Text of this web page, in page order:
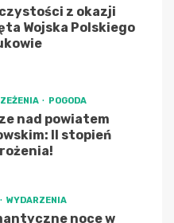
z okazji
Wojska Polskiego
POGODA
nad powiatem
II stopień
WYDARZENIA
noce w